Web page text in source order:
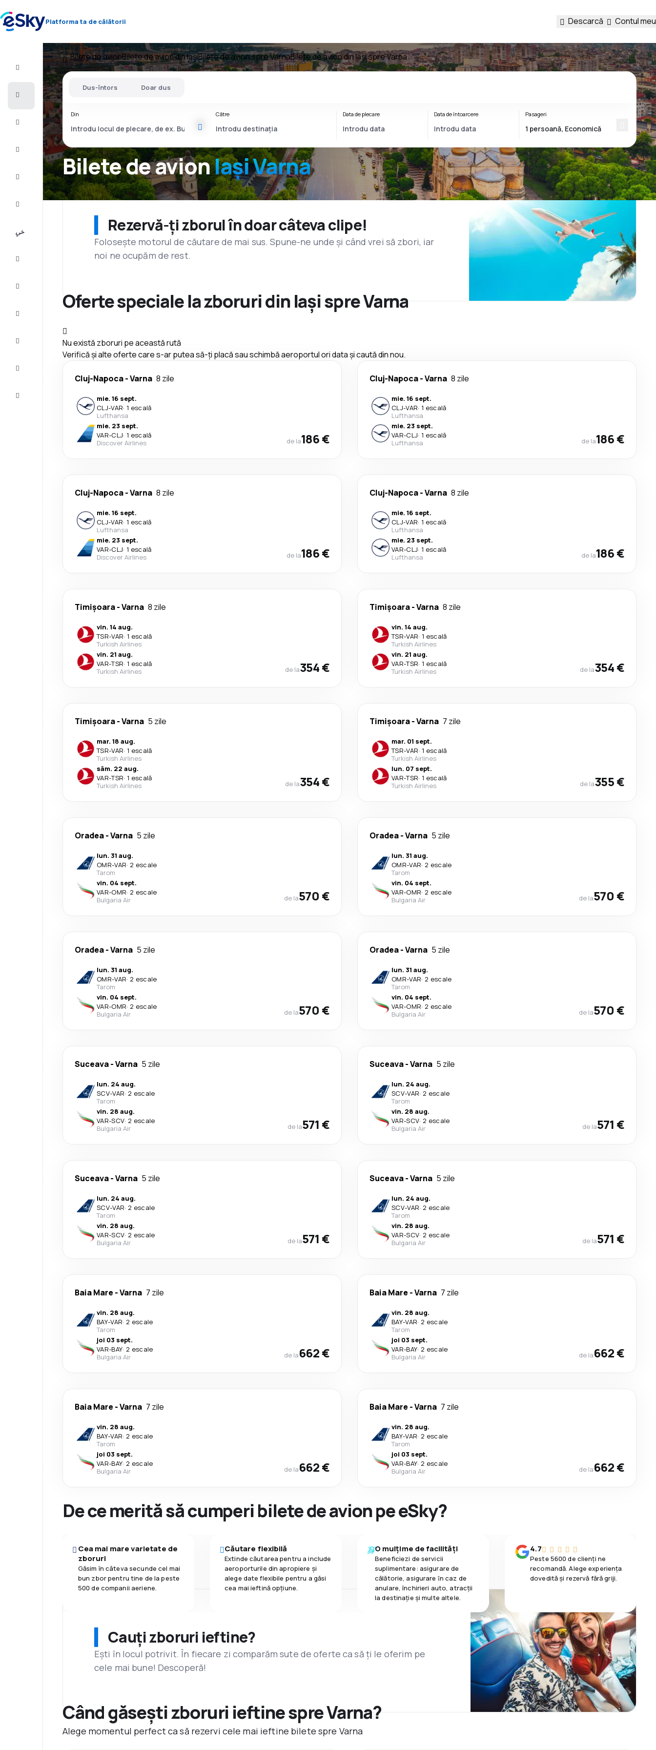
Platforma ta de călătorii Descarcă Contul meu
Zbor+Hotel
Vacanţe
2026/27
Bilete de avionBilete de avion din IașiBilete de avion spre VarnaBilete de avion din Iași spre Varna
Bilete de avionIași Varna
Dus-întors Doar dus
Din Către Data de plecare Data de întoarcere Pasageri
Rezervă-ți zborul în doar câteva clipe!
Folosește motorul de căutare de mai sus. Spune-ne unde și când vrei să zbori, iar
noi ne ocupăm de rest.
Oferte speciale la zboruri din Iași spre Varna
Nu există zboruri pe această rută
Verifică și alte oferte care s-ar putea să-ți placă sau schimbă aeroportul ori data și caută din nou.
Cluj-Napoca-Varna 8 zile
mie. 16 sept.
CLJ-VAR· 1 escală
Lufthansa
mie. 23 sept.
VAR-CLJ· 1 escală
Discover Airlines
de la186 €
Cluj-Napoca-Varna 8 zile
mie. 16 sept.
CLJ-VAR· 1 escală
Lufthansa
mie. 23 sept.
VAR-CLJ· 1 escală
Lufthansa
de la186 €
Cluj-Napoca-Varna 8 zile
mie. 16 sept.
CLJ-VAR· 1 escală
Lufthansa
mie. 23 sept.
VAR-CLJ· 1 escală
Discover Airlines
de la186 €
Cluj-Napoca-Varna 8 zile
mie. 16 sept.
CLJ-VAR· 1 escală
Lufthansa
mie. 23 sept.
VAR-CLJ· 1 escală
Lufthansa
de la186 €
Timișoara-Varna 8 zile
vin. 14 aug.
TSR-VAR· 1 escală
Turkish Airlines
vin. 21 aug.
VAR-TSR· 1 escală
Turkish Airlines
de la354 €
Timișoara-Varna 8 zile
vin. 14 aug.
TSR-VAR· 1 escală
Turkish Airlines
vin. 21 aug.
VAR-TSR· 1 escală
Turkish Airlines
de la354 €
Timișoara-Varna 5 zile
mar. 18 aug.
TSR-VAR· 1 escală
Turkish Airlines
sâm. 22 aug.
VAR-TSR· 1 escală
Turkish Airlines
de la354 €
Timișoara-Varna 7 zile
mar. 01 sept.
TSR-VAR· 1 escală
Turkish Airlines
lun. 07 sept.
VAR-TSR· 1 escală
Turkish Airlines
de la355 €
Oradea-Varna 5 zile
lun. 31 aug.
OMR-VAR· 2 escale
Tarom
vin. 04 sept.
VAR-OMR· 2 escale
Bulgaria Air
de la570 €
Oradea-Varna 5 zile
lun. 31 aug.
OMR-VAR· 2 escale
Tarom
vin. 04 sept.
VAR-OMR· 2 escale
Bulgaria Air
de la570 €
Oradea-Varna 5 zile
lun. 31 aug.
OMR-VAR· 2 escale
Tarom
vin. 04 sept.
VAR-OMR· 2 escale
Bulgaria Air
de la570 €
Oradea-Varna 5 zile
lun. 31 aug.
OMR-VAR· 2 escale
Tarom
vin. 04 sept.
VAR-OMR· 2 escale
Bulgaria Air
de la570 €
Suceava-Varna 5 zile
lun. 24 aug.
SCV-VAR· 2 escale
Tarom
vin. 28 aug.
VAR-SCV· 2 escale
Bulgaria Air
de la571 €
Suceava-Varna 5 zile
lun. 24 aug.
SCV-VAR· 2 escale
Tarom
vin. 28 aug.
VAR-SCV· 2 escale
Bulgaria Air
de la571 €
Suceava-Varna 5 zile
lun. 24 aug.
SCV-VAR· 2 escale
Tarom
vin. 28 aug.
VAR-SCV· 2 escale
Bulgaria Air
de la571 €
Suceava-Varna 5 zile
lun. 24 aug.
SCV-VAR· 2 escale
Tarom
vin. 28 aug.
VAR-SCV· 2 escale
Bulgaria Air
de la571 €
Baia Mare -Varna 7 zile
vin. 28 aug.
BAY-VAR· 2 escale
Tarom
joi 03 sept.
VAR-BAY· 2 escale
Bulgaria Air
de la662 €
Baia Mare -Varna 7 zile
vin. 28 aug.
BAY-VAR· 2 escale
Tarom
joi 03 sept.
VAR-BAY· 2 escale
Bulgaria Air
de la662 €
Baia Mare -Varna 7 zile
vin. 28 aug.
BAY-VAR· 2 escale
Tarom
joi 03 sept.
VAR-BAY· 2 escale
Bulgaria Air
de la662 €
Baia Mare -Varna 7 zile
vin. 28 aug.
BAY-VAR· 2 escale
Tarom
joi 03 sept.
VAR-BAY· 2 escale
Bulgaria Air
de la662 €
De ce merită să cumperi bilete de avion pe eSky?
Cea mai mare varietate de
zboruri
Găsim în câteva secunde cel mai
bun zbor pentru tine de la peste
500 de companii aeriene.
Căutare flexibilă
Extinde căutarea pentru a include
aeroporturile din apropiere și
alege date flexibile pentru a găsi
cea mai ieftină opțiune.
O mulțime de facilități
Beneficiezi de servicii
suplimentare: asigurare de
călătorie, asigurare ȋn caz de
anulare, închirieri auto, atracții
la destinaţie și multe altele.
4.7
Peste 5600 de clienți ne
recomandă. Alege experiența
dovedită și rezervă fără griji.
Cauți zboruri ieftine?
Ești în locul potrivit. În fiecare zi comparăm sute de oferte ca să ți le oferim pe
cele mai bune! Descoperă!
Când găsești zboruri ieftine spre Varna?
Alege momentul perfect ca să rezervi cele mai ieftine bilete spre Varna